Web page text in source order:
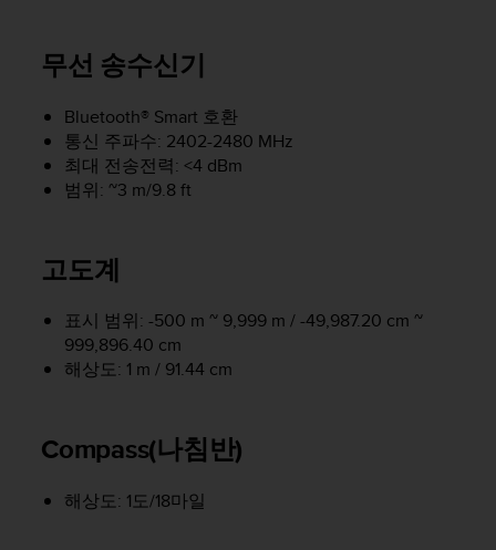
무선 송수신기
Bluetooth® Smart 호환
통신 주파수: 2402-2480 MHz
최대 전송전력: <4 dBm
범위: ~3 m/9.8 ft
고도계
표시 범위: -500 m ~ 9,999 m / -49,987.20 cm ~
999,896.40 cm
해상도: 1 m / 91.44 cm
Compass(나침반)
해상도: 1도/18마일